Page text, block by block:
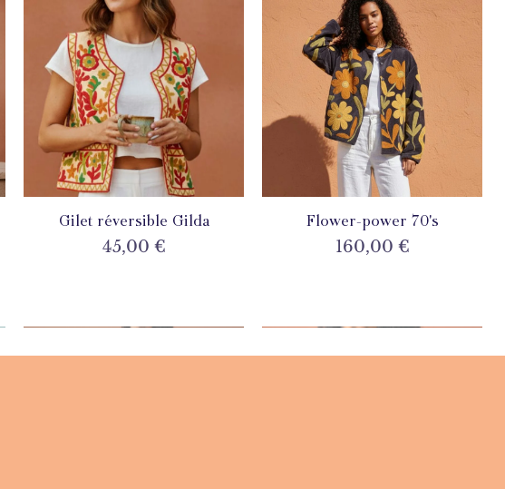
Aperçu rapide
Gilet réversible Gilda
Prix
45,00 €
Aperçu rapide
Flower-power 70's
Prix
160,00 €